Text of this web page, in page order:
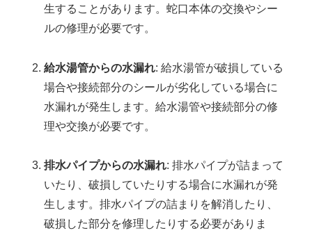
生することがあります。蛇口本体の交換やシー
ルの修理が必要です。
給水湯管からの水漏れ: 給水湯管が破損している
場合や接続部分のシールが劣化している場合に
水漏れが発生します。給水湯管や接続部分の修
理や交換が必要です。
排水パイプからの水漏れ: 排水パイプが詰まって
いたり、破損していたりする場合に水漏れが発
生します。排水パイプの詰まりを解消したり、
破損した部分を修理したりする必要がありま